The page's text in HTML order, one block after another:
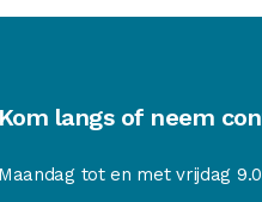
Kom langs of neem
Maandag tot en met vrijdag